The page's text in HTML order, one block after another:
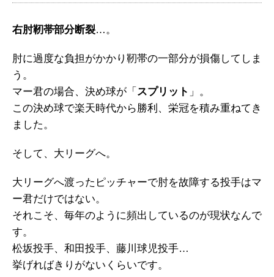
右肘靭帯部分断裂…。
肘に過度な負担がかかり靭帯の一部分が損傷してしま
う。
マー君の場合、決め球が「 スプリット 」。
この決め球で楽天時代から勝利、栄冠を積み重ねてき
ました。
そして、大リーグへ。
大リーグへ渡ったピッチャーで肘を故障する投手はマ
ー君だけではない。
それこそ、毎年のように頻出しているのが現状なんで
す。
松坂投手、和田投手、藤川球児投手…
挙げればきりがないくらいです。